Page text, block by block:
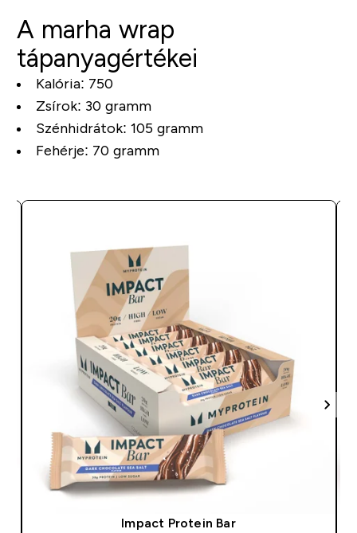
A marha wrap
tápanyagértékei
Kalória: 750
Zsírok: 30 gramm
Szénhidrátok: 105 gramm
Fehérje: 70 gramm
Impact Protein Bar